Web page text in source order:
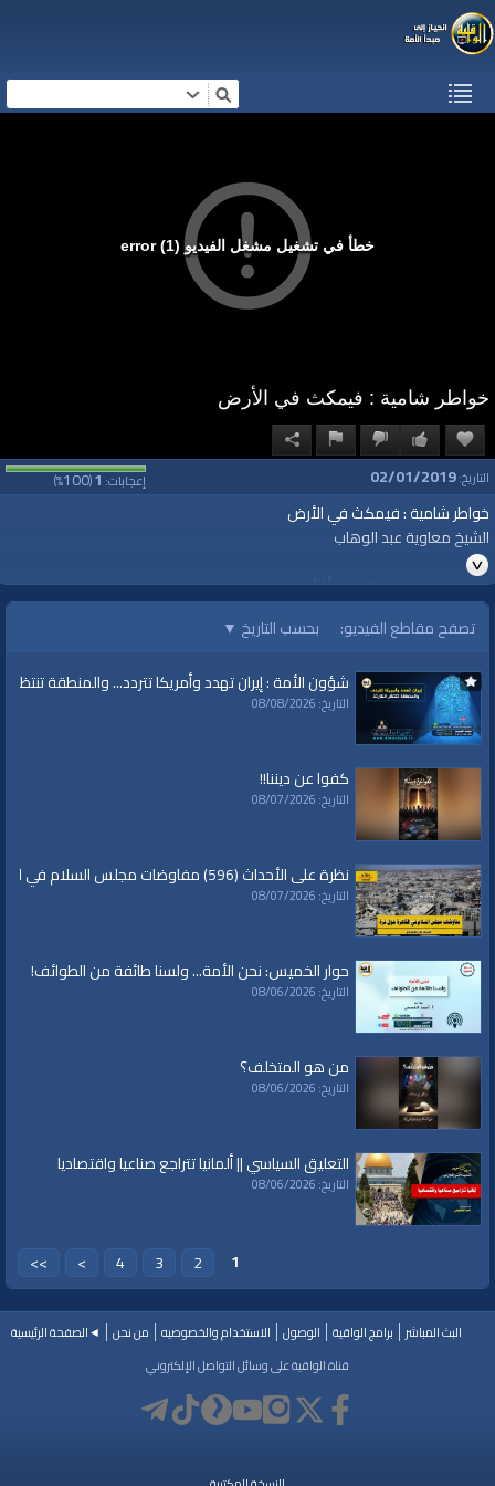
خطأ في تشغيل مشغل الفيديو (1) error
خواطر شامية : فيمكث في الأرض
إعجابات:1
(
100
%) التاريخ:02/01/2019
خواطر شامية : فيمكث في الأرض
الشيخ معاوية عبد الوهاب
قناة الواقية: انحياز إلى مبدأ الأمة
#الواقية
www.alwaqiyah.tv | facebook.com/alwaqiyahtv | alwaqiyahtv@twitter
الفئات:
أرشيف الواقية»خواطر شامية
قنوات:
برامج الواقية
العلامات:قناة|الواقية |خواطر شامية|معاوية عبد الوهاب|الأرض
تصفح مقاطع الفيديو: بحسب التاريخ ▼
شؤون الأمة : إيران تهدد وأمريكا تتردد... والمنطقة تنتظر
التاريخ: 08/08/2026
كفوا عن ديننا!!
التاريخ: 08/07/2026
نظرة على الأحداث (596) مفاوضات مجلس السلام في القاهرة حول غزة
التاريخ: 08/07/2026
حوار الخميس: نحن الأمة... ولسنا طائفة من الطوائف!
التاريخ: 08/06/2026
من هو المتخلف؟
التاريخ: 08/06/2026
التعليق السياسي || ألمانيا تتراجع صناعيا واقتصاديا
التاريخ: 08/06/2026
1
2
3
4
>
>>
البث المباشر برامج الواقية الوصول الاستخدام والخصوصيه من نحن
◄الصفحة الرئيسية
قناة الواقية على وسائل التواصل الإلكتروني